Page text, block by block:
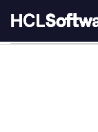
to
content
to